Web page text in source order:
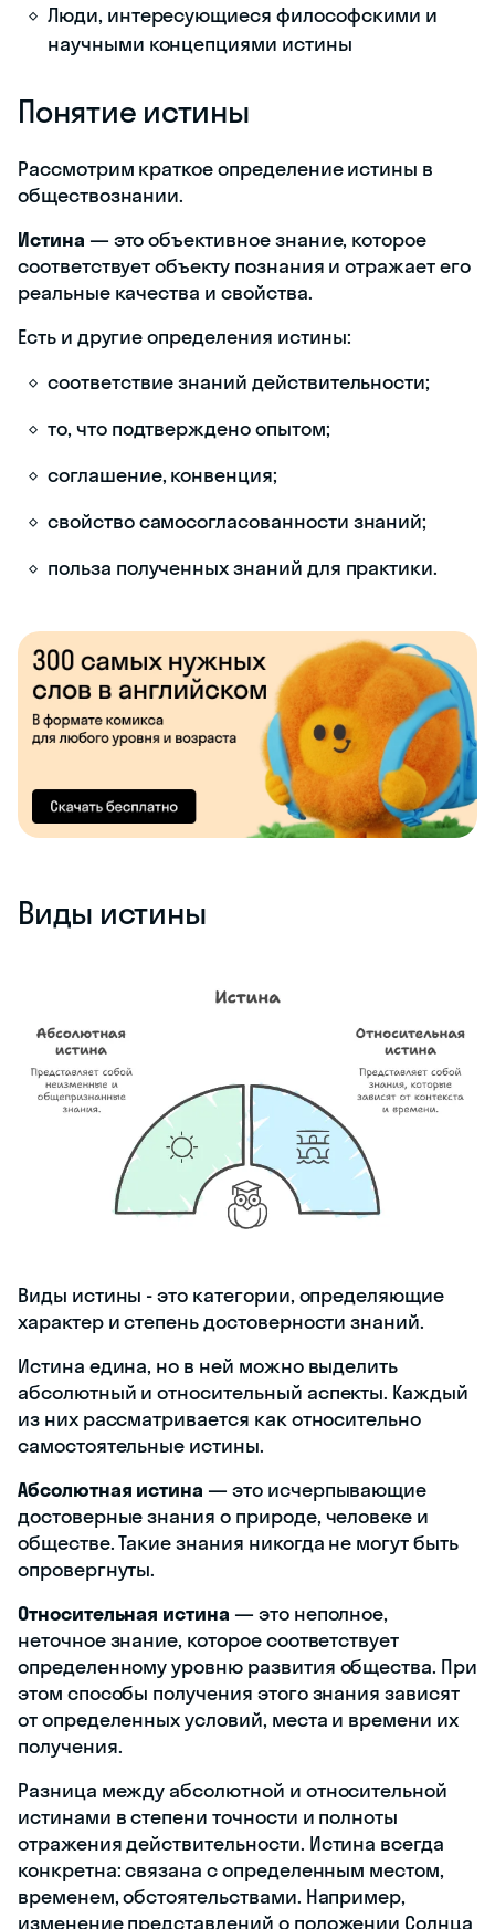
Люди, интересующиеся философскими и
научными концепциями истины
Понятие истины
Рассмотрим краткое определение истины в
обществознании.
Истина — это объективное знание, которое
соответствует объекту познания и отражает его
реальные качества и свойства.
Есть и другие определения истины:
соответствие знаний действительности;
то, что подтверждено опытом;
соглашение, конвенция;
свойство самосогласованности знаний;
польза полученных знаний для практики.
Виды истины
Виды истины - это категории, определяющие
характер и степень достоверности знаний.
Истина едина, но в ней можно выделить
абсолютный и относительный аспекты. Каждый
из них рассматривается как относительно
самостоятельные истины.
Абсолютная истина — это исчерпывающие
достоверные знания о природе, человеке и
обществе. Такие знания никогда не могут быть
опровергнуты.
Относительная истина — это неполное,
неточное знание, которое соответствует
определенному уровню развития общества. При
этом способы получения этого знания зависят
от определенных условий, места и времени их
получения.
Разница между абсолютной и относительной
истинами в степени точности и полноты
отражения действительности. Истина всегда
конкретна: связана с определенным местом,
временем, обстоятельствами. Например,
изменение представлений о положении Солнца